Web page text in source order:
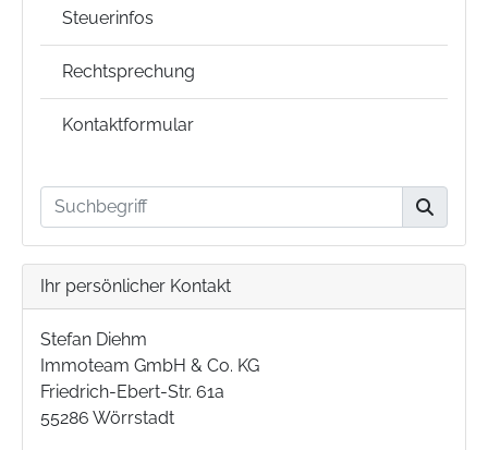
Steuerinfos
Rechtsprechung
Kontaktformular
Ihr persönlicher Kontakt
Stefan Diehm
Immoteam GmbH & Co. KG
Friedrich-Ebert-Str. 61a
55286 Wörrstadt